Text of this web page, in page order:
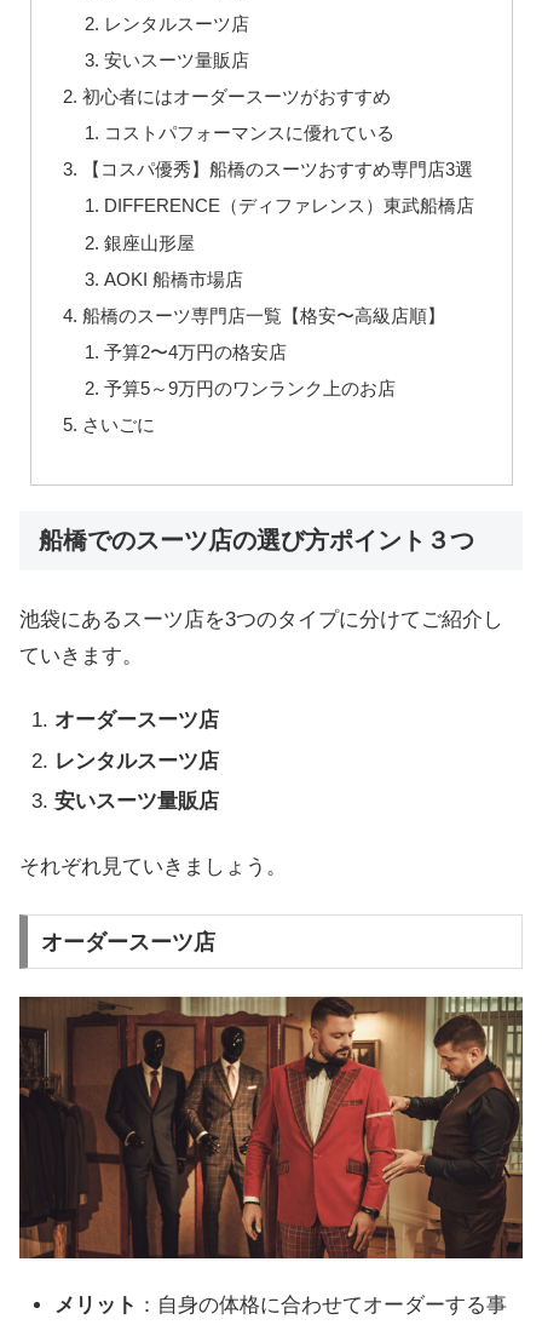
レンタルスーツ店
安いスーツ量販店
初心者にはオーダースーツがおすすめ
コストパフォーマンスに優れている
【コスパ優秀】船橋のスーツおすすめ専門店3選
DIFFERENCE（ディファレンス）東武船橋店
銀座山形屋
AOKI 船橋市場店
船橋のスーツ専門店一覧【格安〜高級店順】
予算2〜4万円の格安店
予算5～9万円のワンランク上のお店
さいごに
船橋でのスーツ店の選び方ポイント３つ
池袋にあるスーツ店を3つのタイプに分けてご紹介し
ていきます。
オーダースーツ店
レンタルスーツ店
安いスーツ量販店
それぞれ見ていきましょう。
オーダースーツ店
メリット ：自身の体格に合わせてオーダーする事